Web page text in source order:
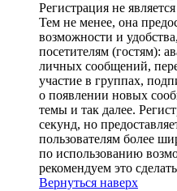
Регистрация не
Тем не менее, она
возможности и
посетителям (гостям):
личных сообщений,
участие в группах,
о появлении новых
темы и так далее.
секунд, но
пользователям более
по использованию
рекомендуем это
Вернуться наверх